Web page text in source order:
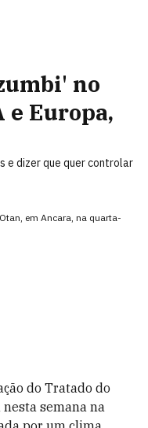
no
e Europa,
e dizer que quer controlar
em Ancara, na quarta-
do Tratado do
semana na